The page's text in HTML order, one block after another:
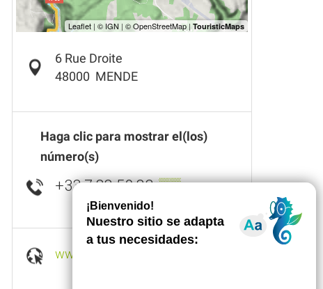
6 Rue Droite
48000 MENDE
Haga clic para mostrar el(los)
número(s)
+33 7 88 50 83▒▒
www.les-selections-sandp.fr